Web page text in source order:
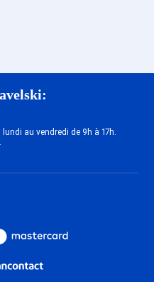
au vendredi de 9h à 17h.